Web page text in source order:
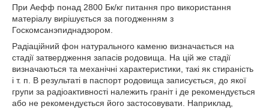
При Аефф понад 2800 Бк/кг питання про використання
матеріалу вирішується за погодженням з
Госкомсанэпиднадзором.
Радіаційний фон натурального каменю визначається на
стадії затвердження запасів родовища. На цій же стадії
визначаються та механічні характеристики, такі як стираність
і т. п. В результаті в паспорт родовища записується, до якої
групи за радіоактивності належить граніт і де рекомендується
або не рекомендується його застосовувати. Наприклад,